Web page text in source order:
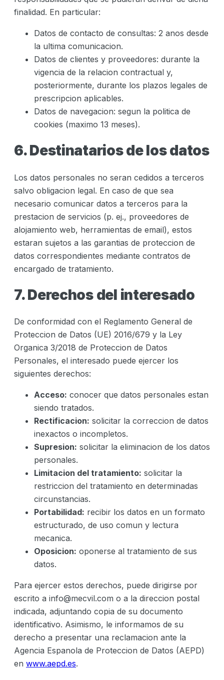
finalidad. En particular:
Datos de contacto de consultas: 2 anos desde
la ultima comunicacion.
Datos de clientes y proveedores: durante la
vigencia de la relacion contractual y,
posteriormente, durante los plazos legales de
prescripcion aplicables.
Datos de navegacion: segun la politica de
cookies (maximo 13 meses).
6. Destinatarios de los datos
Los datos personales no seran cedidos a terceros
salvo obligacion legal. En caso de que sea
necesario comunicar datos a terceros para la
prestacion de servicios (p. ej., proveedores de
alojamiento web, herramientas de email), estos
estaran sujetos a las garantias de proteccion de
datos correspondientes mediante contratos de
encargado de tratamiento.
7. Derechos del interesado
De conformidad con el Reglamento General de
Proteccion de Datos (UE) 2016/679 y la Ley
Organica 3/2018 de Proteccion de Datos
Personales, el interesado puede ejercer los
siguientes derechos:
Acceso: conocer que datos personales estan
siendo tratados.
Rectificacion: solicitar la correccion de datos
inexactos o incompletos.
Supresion: solicitar la eliminacion de los datos
personales.
Limitacion del tratamiento: solicitar la
restriccion del tratamiento en determinadas
circunstancias.
Portabilidad: recibir los datos en un formato
estructurado, de uso comun y lectura
mecanica.
Oposicion: oponerse al tratamiento de sus
datos.
Para ejercer estos derechos, puede dirigirse por
escrito a info@mecvil.com o a la direccion postal
indicada, adjuntando copia de su documento
identificativo. Asimismo, le informamos de su
derecho a presentar una reclamacion ante la
Agencia Espanola de Proteccion de Datos (AEPD)
en www.aepd.es.